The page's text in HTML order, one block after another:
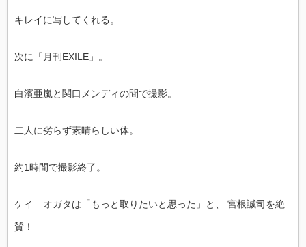
キレイに写してくれる。
次に「月刊EXILE」。
白濱亜嵐と関口メンディの間で撮影。
二人に劣らず素晴らしい体。
約1時間で撮影終了。
ケイ オガタは「もっと取りたいと思った」と、 宮根誠司を絶
賛！